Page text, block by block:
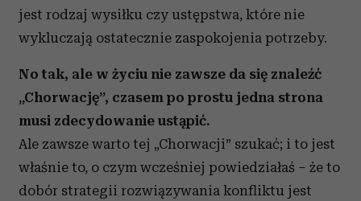
jest rodzaj wysiłku czy ustępstwa, które nie
wykluczają ostatecznie zaspokojenia potrzeby.
No tak, ale w życiu nie zawsze da się znaleźć
„Chorwację”, czasem po prostu jedna strona
musi zdecydowanie ustąpić.
Ale zawsze warto tej „Chorwacji” szukać; i to jest
właśnie to, o czym wcześniej powiedziałaś – że to
dobór strategii rozwiązywania konfliktu jest